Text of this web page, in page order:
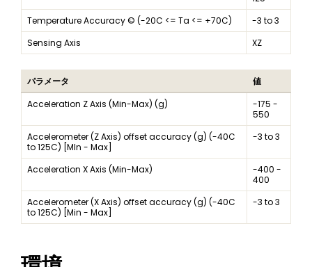
Temperature Accuracy © (-20C <= Ta <= +70C)
-3 to 3
Sensing Axis
XZ
パラメータ
値
Acceleration Z Axis (Min-Max) (g)
-175 -
550
Accelerometer (Z Axis) offset accuracy (g) (-40C
to 125C) [MIn - Max]
-3 to 3
Acceleration X Axis (Min-Max)
-400 -
400
Accelerometer (X Axis) offset accuracy (g) (-40C
to 125C) [Min - Max]
-3 to 3